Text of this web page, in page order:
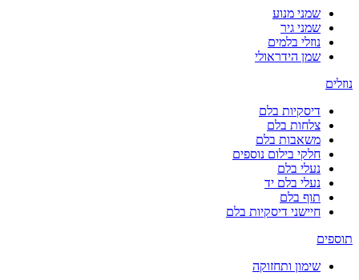
שמני מנוע
שמני גיר
נוזלי בלמים
שמן הידראולי
נוזלים
דיסקיות בלם
צלחות בלם
משאבות בלם
חלקי בילום נוספים
נעלי בלם
נעלי בלם יד
תוף בלם
חיישני דיסקיות בלם
תוספים
שימון ותחזוקה